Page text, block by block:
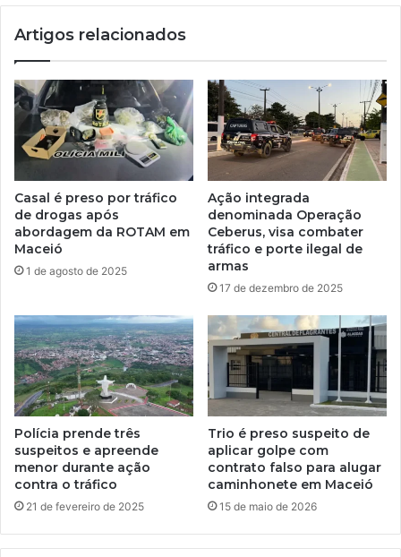
Artigos relacionados
Casal é preso por tráfico
de drogas após
abordagem da ROTAM em
Maceió
1 de agosto de 2025
Ação integrada
denominada Operação
Ceberus, visa combater
tráfico e porte ilegal de
armas
17 de dezembro de 2025
Polícia prende três
suspeitos e apreende
menor durante ação
contra o tráfico
21 de fevereiro de 2025
Trio é preso suspeito de
aplicar golpe com
contrato falso para alugar
caminhonete em Maceió
15 de maio de 2026